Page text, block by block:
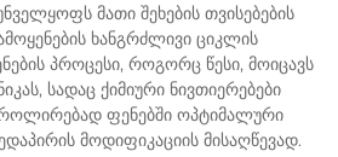
მათი შეხების თვისებების
ხანგრძლივი ციკლის
პროცესი, როგორც წესი, მოიცავს
სადაც ქიმიური ნივთიერებები
ფენებში ოპტიმალური
მოდიფიკაციის მისაღწევად.